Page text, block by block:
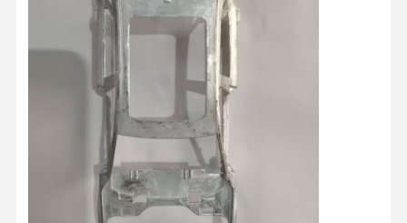
Ana Sayfa Ürünler Hakkımızda